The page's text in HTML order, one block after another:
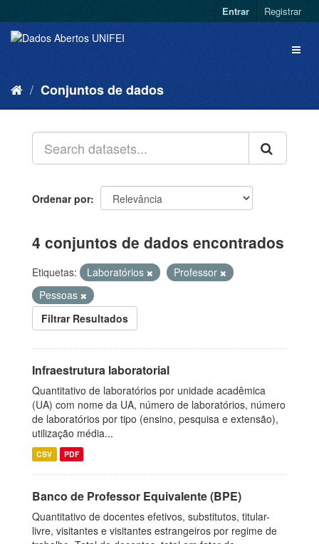
Entrar Registrar
Conjuntos de dados
Ordenar por
4 conjuntos de dados encontrados
Etiquetas: Laboratórios
Professor
Pessoas
Filtrar Resultados
Infraestrutura laboratorial
Quantitativo de laboratórios por unidade acadêmica
(UA) com nome da UA, número de laboratórios, número
de laboratórios por tipo (ensino, pesquisa e extensão),
utilização média...
CSV PDF
Banco de Professor Equivalente (BPE)
Quantitativo de docentes efetivos, substitutos, titular-
livre, visitantes e visitantes estrangeiros por regime de